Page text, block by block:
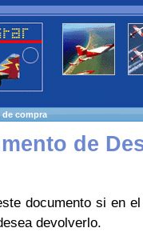
compra
de
documento si en
devolverlo.